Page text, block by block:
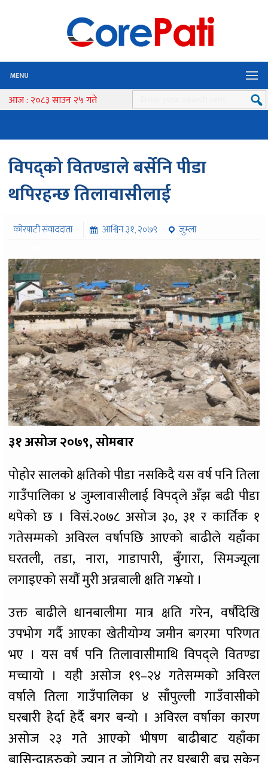
MENU
आज : २०८३ साउन २५ गते
विपद्को वितण्डाले बर्सेनि पीडा
थपिरहन्छ तिलावासीलाई
कोरपाटी संवाददाता आश्विन ३१, २०७९
जुम्ला
३१ असोज २०७९, सोमबार
पोहोर सालको क्षतिको पीडा नसकिदै यस वर्ष पनि तिला
गाउँपालिका ४ जुम्लावासीलाई विपद्ले अँझ बढी पीडा
थपेको छ । विसं.२०७८ असोज ३०, ३१ र कार्तिक १
गतेसम्मको अविरल वर्षापछि आएको बाढीले यहाँका
घरतली, तडा, नारा, गाडापारी, बुँगारा, सिमज्यूला
लगाइएको सयौं मुरी अन्नबाली क्षति ग¥यो ।
उक्त बाढीले धानबालीमा मात्र क्षति गरेन, वर्षौदेखि
उपभोग गर्दै आएका खेतीयोग्य जमीन बगरमा परिणत
भए । यस वर्ष पनि तिलावासीमाथि विपद्ले वितण्डा
मच्चायो । यही असोज १९–२४ गतेसम्मको अविरल
वर्षाले तिला गाउँपालिका ४ साँपुल्ली गाउँवासीको
घरबारी हेर्दा हेर्दै बगर बन्यो । अविरल वर्षाका कारण
असोज २३ गते आएको भीषण बाढीबाट यहाँका